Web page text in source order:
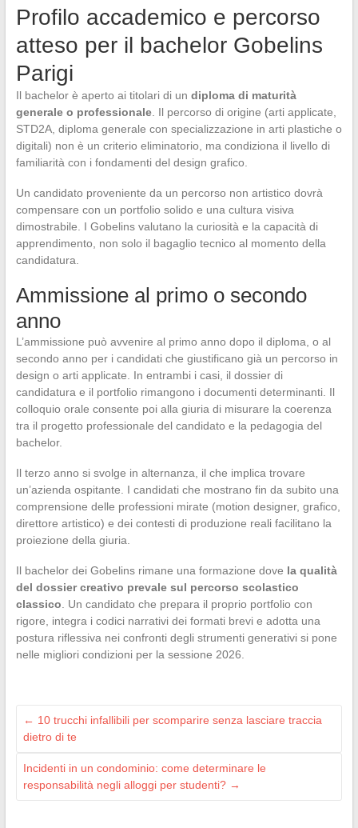
Profilo accademico e percorso
atteso per il bachelor Gobelins
Parigi
Il bachelor è aperto ai titolari di un diploma di maturità
generale o professionale. Il percorso di origine (arti applicate,
STD2A, diploma generale con specializzazione in arti plastiche o
digitali) non è un criterio eliminatorio, ma condiziona il livello di
familiarità con i fondamenti del design grafico.
Un candidato proveniente da un percorso non artistico dovrà
compensare con un portfolio solido e una cultura visiva
dimostrabile. I Gobelins valutano la curiosità e la capacità di
apprendimento, non solo il bagaglio tecnico al momento della
candidatura.
Ammissione al primo o secondo
anno
L’ammissione può avvenire al primo anno dopo il diploma, o al
secondo anno per i candidati che giustificano già un percorso in
design o arti applicate. In entrambi i casi, il dossier di
candidatura e il portfolio rimangono i documenti determinanti. Il
colloquio orale consente poi alla giuria di misurare la coerenza
tra il progetto professionale del candidato e la pedagogia del
bachelor.
Il terzo anno si svolge in alternanza, il che implica trovare
un’azienda ospitante. I candidati che mostrano fin da subito una
comprensione delle professioni mirate (motion designer, grafico,
direttore artistico) e dei contesti di produzione reali facilitano la
proiezione della giuria.
Il bachelor dei Gobelins rimane una formazione dove la qualità
del dossier creativo prevale sul percorso scolastico
classico. Un candidato che prepara il proprio portfolio con
rigore, integra i codici narrativi dei formati brevi e adotta una
postura riflessiva nei confronti degli strumenti generativi si pone
nelle migliori condizioni per la sessione 2026.
← 10 trucchi infallibili per scomparire senza lasciare traccia
dietro di te
Incidenti in un condominio: come determinare le
responsabilità negli alloggi per studenti? →